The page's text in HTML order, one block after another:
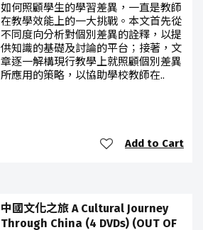
如何照顧學生的學習差異，一直是教師
在教學效能上的一大挑戰。本文首先從
不同度向分析對個別差異的詮釋，以提
供知識的基礎及討論的平台；接著，文
章逐一解構現行教學上就照顧個別差異
所應用的策略，以協助學校教師在..
Add to Cart
中國文化之旅 A Cultural Journey
Through China (4 DVDs) (OUT OF